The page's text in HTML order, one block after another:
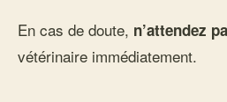
En cas de doute, n’attendez
vétérinaire immédiatement.